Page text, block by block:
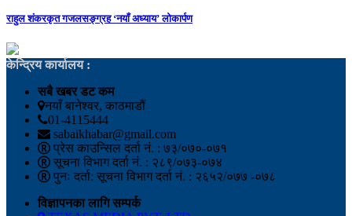
राहुल शंकरकृत गजलसङ्ग्रह ‘नयाँ अध्याय’ लोकार्पण
केन्द्रिय कार्यालय :
सबै खबर डट कम
नयाँ बानेश्वर, काठमाडौं
01-4115444
sabaikhabar@gmail.com
प्रेस काउन्सिल दर्ता नं. : ७३/०७०-०७१
सूचना विभाग दर्ता नं. : २८९/०७३-०७४
पुनः दर्ता: सूचना विभाग दर्ता नं. : २६५२/०७७ -०७८
विज्ञापनका लागि सम्पर्क